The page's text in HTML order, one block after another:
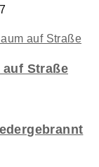
Straße